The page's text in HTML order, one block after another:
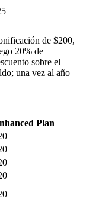
de $200,
20% de
sobre el
una vez al año
Plan